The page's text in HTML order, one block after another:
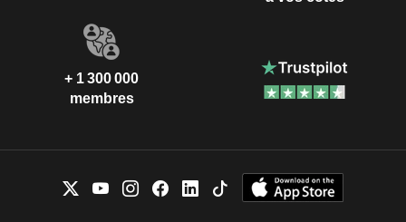
+ 1 300 000
membres